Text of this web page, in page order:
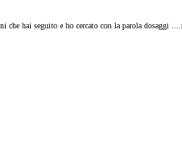
che hai seguito e ho cercato con la parola dosaggi